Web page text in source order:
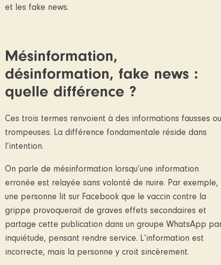
et les fake news.
Mésinformation,
désinformation, fake news :
quelle différence ?
Ces trois termes renvoient à des informations fausses ou
trompeuses. La différence fondamentale réside dans
l’intention.
On parle de mésinformation lorsqu’une information
erronée est relayée sans volonté de nuire. Par exemple,
une personne lit sur Facebook que le vaccin contre la
grippe provoquerait de graves effets secondaires et
partage cette publication dans un groupe WhatsApp
inquiétude, pensant rendre service. L’information est
incorrecte, mais la personne y croit sincèrement.